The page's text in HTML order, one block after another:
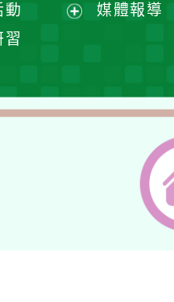
選
動
單
習
媒體報導